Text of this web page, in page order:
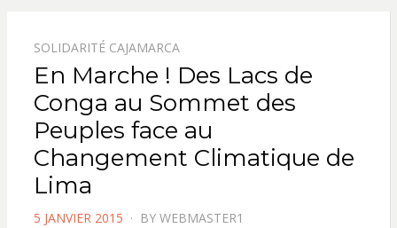
SOLIDARITÉ CAJAMARCA
En Marche ! Des Lacs de
Conga au Sommet des
Peuples face au
Changement Climatique de
Lima
POSTED
5 JANVIER 2015 BY WEBMASTER1